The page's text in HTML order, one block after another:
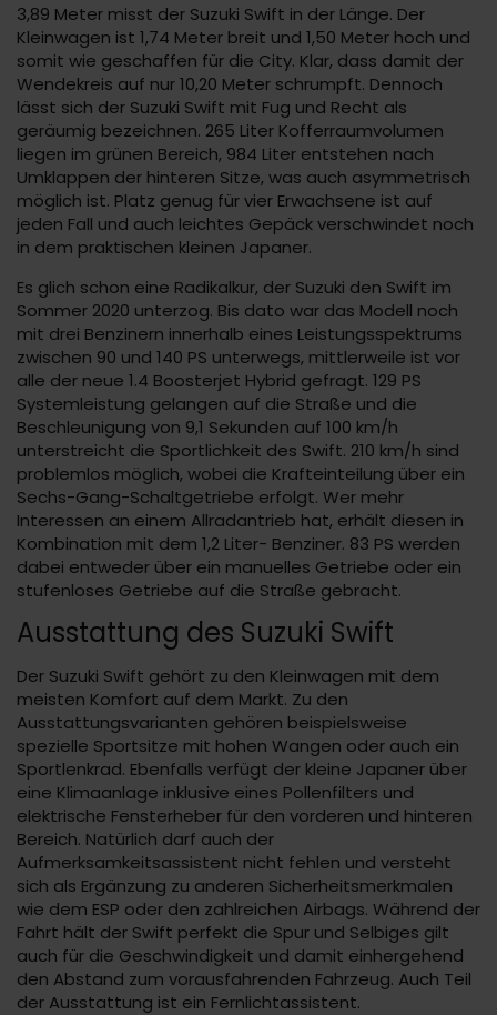
3,89 Meter misst der Suzuki Swift in der Länge. Der
Kleinwagen ist 1,74 Meter breit und 1,50 Meter hoch und
somit wie geschaffen für die City. Klar, dass damit der
Wendekreis auf nur 10,20 Meter schrumpft. Dennoch
lässt sich der Suzuki Swift mit Fug und Recht als
geräumig bezeichnen. 265 Liter Kofferraumvolumen
liegen im grünen Bereich, 984 Liter entstehen nach
Umklappen der hinteren Sitze, was auch asymmetrisch
möglich ist. Platz genug für vier Erwachsene ist auf
jeden Fall und auch leichtes Gepäck verschwindet noch
in dem praktischen kleinen Japaner.
Es glich schon eine Radikalkur, der Suzuki den Swift im
Sommer 2020 unterzog. Bis dato war das Modell noch
mit drei Benzinern innerhalb eines Leistungsspektrums
zwischen 90 und 140 PS unterwegs, mittlerweile ist vor
alle der neue 1.4 Boosterjet Hybrid gefragt. 129 PS
Systemleistung gelangen auf die Straße und die
Beschleunigung von 9,1 Sekunden auf 100 km/h
unterstreicht die Sportlichkeit des Swift. 210 km/h sind
problemlos möglich, wobei die Krafteinteilung über ein
Sechs-Gang-Schaltgetriebe erfolgt. Wer mehr
Interessen an einem Allradantrieb hat, erhält diesen in
Kombination mit dem 1,2 Liter- Benziner. 83 PS werden
dabei entweder über ein manuelles Getriebe oder ein
stufenloses Getriebe auf die Straße gebracht.
Ausstattung des Suzuki Swift
Der Suzuki Swift gehört zu den Kleinwagen mit dem
meisten Komfort auf dem Markt. Zu den
Ausstattungsvarianten gehören beispielsweise
spezielle Sportsitze mit hohen Wangen oder auch ein
Sportlenkrad. Ebenfalls verfügt der kleine Japaner über
eine Klimaanlage inklusive eines Pollenfilters und
elektrische Fensterheber für den vorderen und hinteren
Bereich. Natürlich darf auch der
Aufmerksamkeitsassistent nicht fehlen und versteht
sich als Ergänzung zu anderen Sicherheitsmerkmalen
wie dem ESP oder den zahlreichen Airbags. Während der
Fahrt hält der Swift perfekt die Spur und Selbiges gilt
auch für die Geschwindigkeit und damit einhergehend
den Abstand zum vorausfahrenden Fahrzeug. Auch Teil
der Ausstattung ist ein Fernlichtassistent.